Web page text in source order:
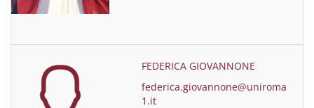
FEDERICA GIOVANNONE
federica.giovannone@uniroma
1.it